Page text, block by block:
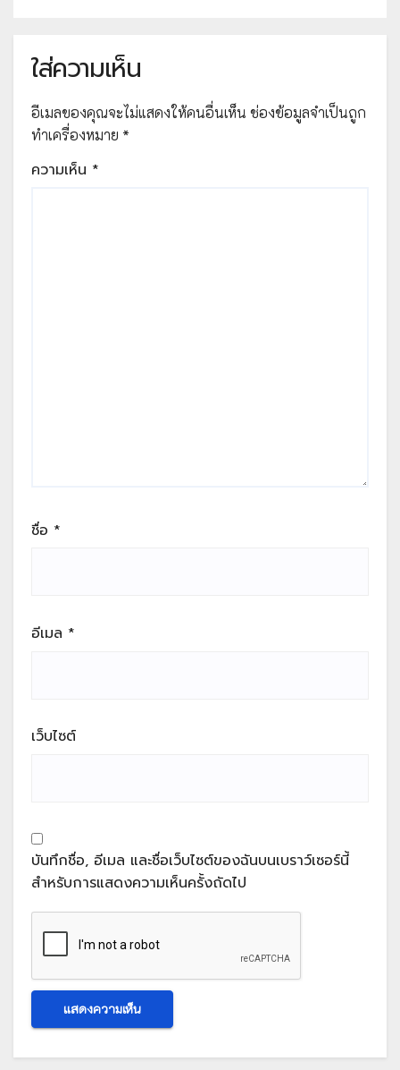
ใส่ความเห็น
อีเมลของคุณจะไม่แสดงให้คนอื่นเห็น ช่องข้อมูลจำเป็นถูก
ทำเครื่องหมาย *
ความเห็น *
ชื่อ *
อีเมล *
เว็บไซต์
บันทึกชื่อ, อีเมล และชื่อเว็บไซต์ของฉันบนเบราว์เซอร์นี้
สำหรับการแสดงความเห็นครั้งถัดไป